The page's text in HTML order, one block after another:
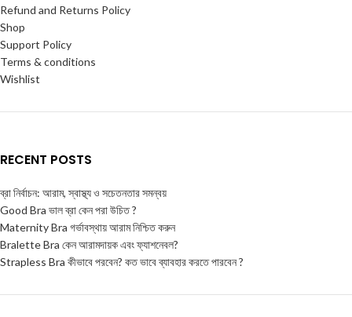
Refund and Returns Policy
Shop
Support Policy
Terms & conditions
Wishlist
RECENT POSTS
ব্রা নির্বাচন: আরাম, স্বাস্থ্য ও সচেতনতার সমন্বয়
Good Bra ভাল ব্রা কেন পরা উচিত ?
Maternity Bra গর্ভাবস্থায় আরাম নিশ্চিত করুন
Bralette Bra কেন আরামদায়ক এবং ফ্যাশনেবল?
Strapless Bra কীভাবে পরবেন? কত ভাবে ব্যাবহার করতে পারবেন ?